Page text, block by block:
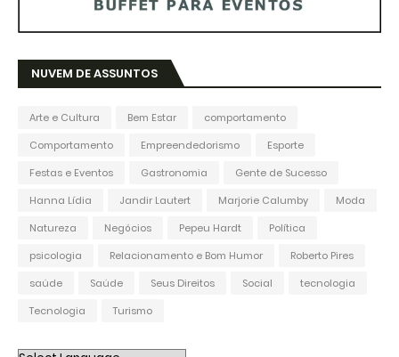
NUVEM DE ASSUNTOS
Arte e Cultura Bem Estar
comportamento
Comportamento
Empreendedorismo
Esporte
Festas e Eventos
Gastronomia
Gente de Sucesso
Hanna Lídia
Jandir Lautert Marjorie Calumby
Moda
Natureza
Negócios Pepeu Hardt
Política
psicologia
Relacionamento e Bom Humor
Roberto Pires
saúde
Saúde Seus Direitos Social
tecnologia
Tecnologia
Turismo